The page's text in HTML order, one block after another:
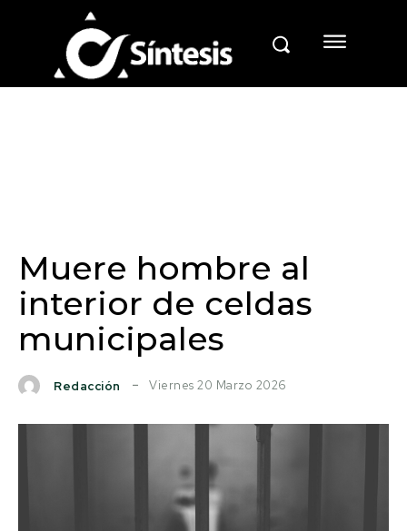
Muere hombre al
interior de celdas
municipales
Redacción Viernes 20 Marzo 2026